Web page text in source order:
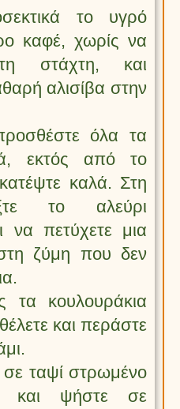
το υγρό
καφέ, χωρίς να
στάχτη, και
αλισίβα στην
όλα τα
εκτός από το
καλά. Στη
το αλεύρι
να πετύχετε μια
ζύμη που δεν
τα κουλουράκια
και περάστε
ταψί στρωμένο
και ψήστε σε